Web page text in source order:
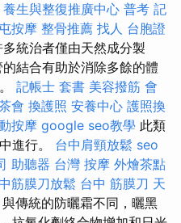
養生與整復推廣中心 普考 記
按摩 整骨推薦 找人 台胞證
統治者僅由天然成分製
結合有助於消除多餘的體
記帳士 套書 美容撥筋 會
會 換護照 安養中心 護照換
按摩 google seo教學 此類
進行。 台中肩頸放鬆 seo
助聽器 台灣 按摩 外燴茶點
筋膜刀放鬆 台中 筋膜刀 天
與傳統的防曬霜不同，曬黑